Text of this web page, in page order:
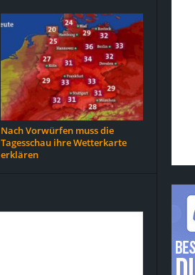
Nach Vorwürfen muss die
Tagesschau ihre Wetterkarte
erklären